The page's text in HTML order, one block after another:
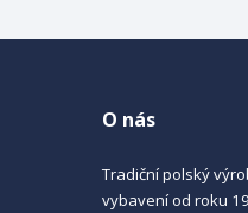
O nás
Tradiční polský
vybavení od roku